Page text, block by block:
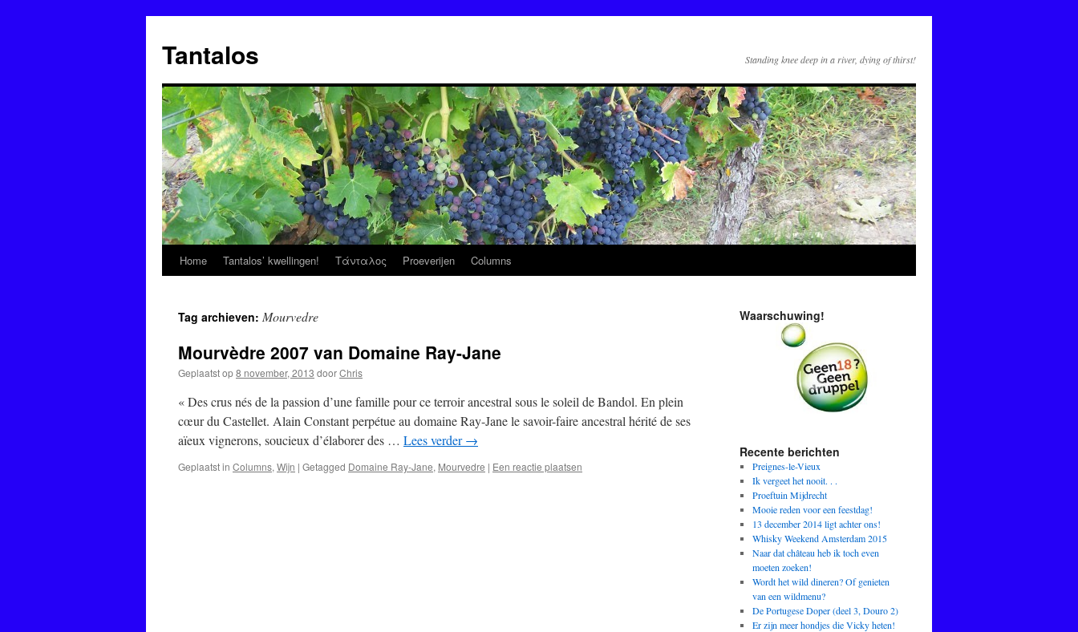
de
inhoud
Tantalos Standing knee deep in a river, dying of thirst!
Home Tantalos’ kwellingen! Τάνταλος Proeverijen Columns
Tag archieven: Mourvedre
Mourvèdre 2007 van Domaine Ray-Jane
Geplaatst op8 november, 2013 doorChris
« Des crus nés de la passion d’une famille pour ce terroir ancestral sous le soleil de Bandol. En plein
cœur du Castellet. Alain Constant perpétue au domaine Ray-Jane le savoir-faire ancestral hérité de ses
aïeux vignerons, soucieux d’élaborer des … Lees verder→
Geplaatst in Columns, Wijn | Getagged Domaine Ray-Jane, Mourvedre | Een reactie plaatsen
Waarschuwing!
Recente berichten
Preignes-le-Vieux
Ik vergeet het nooit. . .
Proeftuin Mijdrecht
Mooie reden voor een feestdag!
13 december 2014 ligt achter ons!
Whisky Weekend Amsterdam 2015
Naar dat château heb ik toch even
moeten zoeken!
Wordt het wild dineren? Of genieten
van een wildmenu?
De Portugese Doper (deel 3, Douro 2)
Er zijn meer hondjes die Vicky heten!